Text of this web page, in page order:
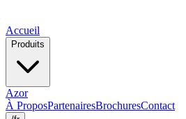
Accueil
Produits
Azor
À ProposPartenairesBrochuresContact